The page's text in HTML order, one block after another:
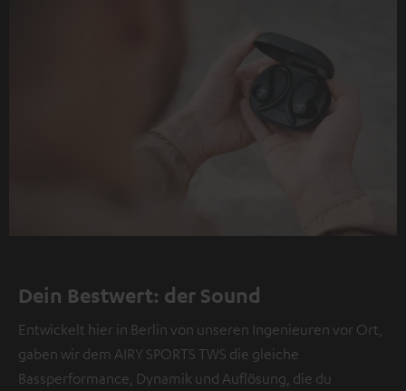
Dein Bestwert: der Sound
Entwickelt hier in Berlin von unseren Ingenieuren vor Ort,
gaben wir dem AIRY SPORTS TWS die gleiche
Bassperformance, Dynamik und Auflösung, die du